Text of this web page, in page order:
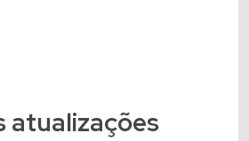
atualizações